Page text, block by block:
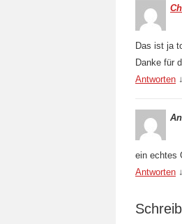
Das ist ja
Danke für
Antworten ↓
ein echtes
Antworten ↓